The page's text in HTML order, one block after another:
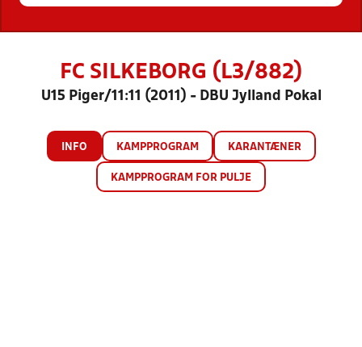
FC SILKEBORG (L3/882)
U15 Piger/11:11 (2011) - DBU Jylland Pokal
INFO KAMPPROGRAM KARANTÆNER
KAMPPROGRAM FOR PULJE